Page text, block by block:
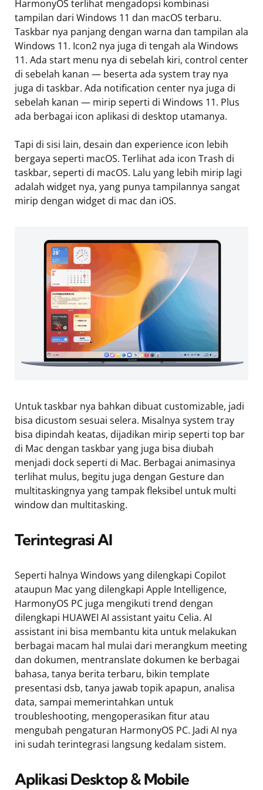
HarmonyOS terlihat mengadopsi kombinasi
tampilan dari Windows 11 dan macOS terbaru.
Taskbar nya panjang dengan warna dan tampilan ala
Windows 11. Icon2 nya juga di tengah ala Windows
11. Ada start menu nya di sebelah kiri, control center
di sebelah kanan — beserta ada system tray nya
juga di taskbar. Ada notification center nya juga di
sebelah kanan — mirip seperti di Windows 11. Plus
ada berbagai icon aplikasi di desktop utamanya.
Tapi di sisi lain, desain dan experience icon lebih
bergaya seperti macOS. Terlihat ada icon Trash di
taskbar, seperti di macOS. Lalu yang lebih mirip lagi
adalah widget nya, yang punya tampilannya sangat
mirip dengan widget di mac dan iOS.
Untuk taskbar nya bahkan dibuat customizable, jadi
bisa dicustom sesuai selera. Misalnya system tray
bisa dipindah keatas, dijadikan mirip seperti top bar
di Mac dengan taskbar yang juga bisa diubah
menjadi dock seperti di Mac. Berbagai animasinya
terlihat mulus, begitu juga dengan Gesture dan
multitaskingnya yang tampak fleksibel untuk multi
window dan multitasking.
Terintegrasi AI
Seperti halnya Windows yang dilengkapi Copilot
ataupun Mac yang dilengkapi Apple Intelligence,
HarmonyOS PC juga mengikuti trend dengan
dilengkapi HUAWEI AI assistant yaitu Celia. AI
assistant ini bisa membantu kita untuk melakukan
berbagai macam hal mulai dari merangkum meeting
dan dokumen, mentranslate dokumen ke berbagai
bahasa, tanya berita terbaru, bikin template
presentasi dsb, tanya jawab topik apapun, analisa
data, sampai memerintahkan untuk
troubleshooting, mengoperasikan fitur atau
mengubah pengaturan HarmonyOS PC. Jadi AI nya
ini sudah terintegrasi langsung kedalam sistem.
Aplikasi Desktop & Mobile